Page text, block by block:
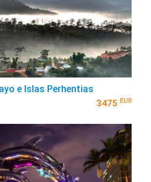
e Islas Perhentias
3475 EUR